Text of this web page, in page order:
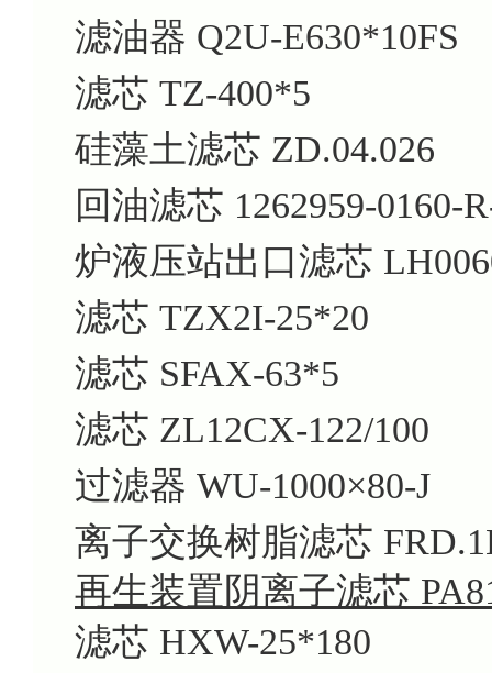
滤油器 Q2U-E630*10FS
滤芯 TZ-400*5
硅藻土滤芯 ZD.04.026
回油滤芯 1262959-0160-
炉液压站出口滤芯
滤芯 TZX2I-25*20
滤芯 SFAX-63*5
滤芯 ZL12CX-122/100
过滤器 WU-1000×80-J
离子交换树脂滤芯
再生装置阴离子滤芯
滤芯 HXW-25*180